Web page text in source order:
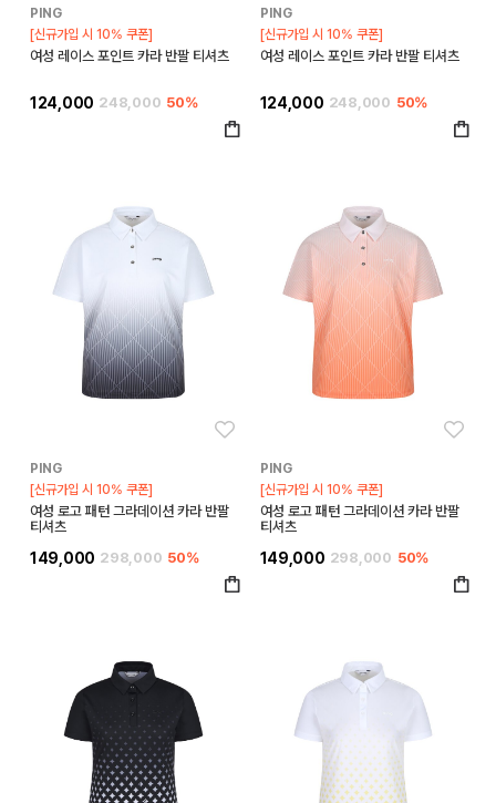
PING
[신규가입 시 10% 쿠폰]
여성 레이스 포인트 카라 반팔 티셔츠
124,000 248,000 50%
PING
[신규가입 시 10% 쿠폰]
여성 레이스 포인트 카라 반팔 티셔츠
124,000 248,000 50%
PING
[신규가입 시 10% 쿠폰]
여성 로고 패턴 그라데이션 카라 반팔
티셔츠
149,000 298,000 50%
PING
[신규가입 시 10% 쿠폰]
여성 로고 패턴 그라데이션 카라 반팔
티셔츠
149,000 298,000 50%